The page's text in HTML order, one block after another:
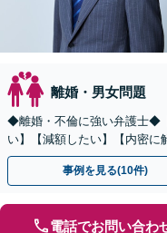
離婚・男女問題
◆離婚・不倫に強い弁護士◆
い】【減額したい】【内密に
事例を見る(10件)
電話でお問い合わ